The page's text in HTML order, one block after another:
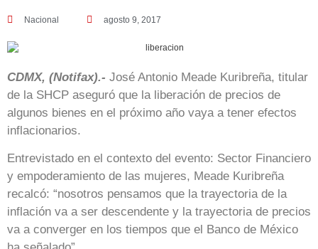
Nacional agosto 9, 2017
CDMX, (Notifax).- José Antonio Meade Kuribreña, titular
de la SHCP aseguró que la liberación de precios de
algunos bienes en el próximo año vaya a tener efectos
inflacionarios.
Entrevistado en el contexto del evento: Sector Financiero
y empoderamiento de las mujeres, Meade Kuribreña
recalcó: “nosotros pensamos que la trayectoria de la
inflación va a ser descendente y la trayectoria de precios
va a converger en los tiempos que el Banco de México